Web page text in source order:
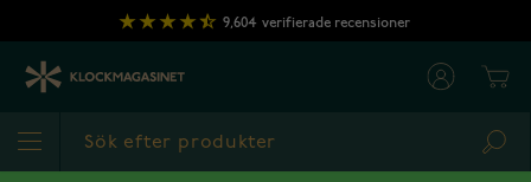
Hoppa till innehållet
9,604 verifierade recensioner